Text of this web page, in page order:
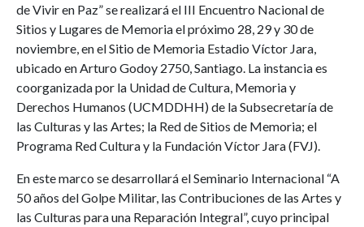
de Vivir en Paz” se realizará el III Encuentro Nacional de
Sitios y Lugares de Memoria el próximo 28, 29 y 30 de
noviembre, en el Sitio de Memoria Estadio Víctor Jara,
ubicado en Arturo Godoy 2750, Santiago. La instancia es
coorganizada por la Unidad de Cultura, Memoria y
Derechos Humanos (UCMDDHH) de la Subsecretaría de
las Culturas y las Artes; la Red de Sitios de Memoria; el
Programa Red Cultura y la Fundación Víctor Jara (FVJ).
En este marco se desarrollará el Seminario Internacional “A
50 años del Golpe Militar, las Contribuciones de las Artes y
las Culturas para una Reparación Integral”, cuyo principal